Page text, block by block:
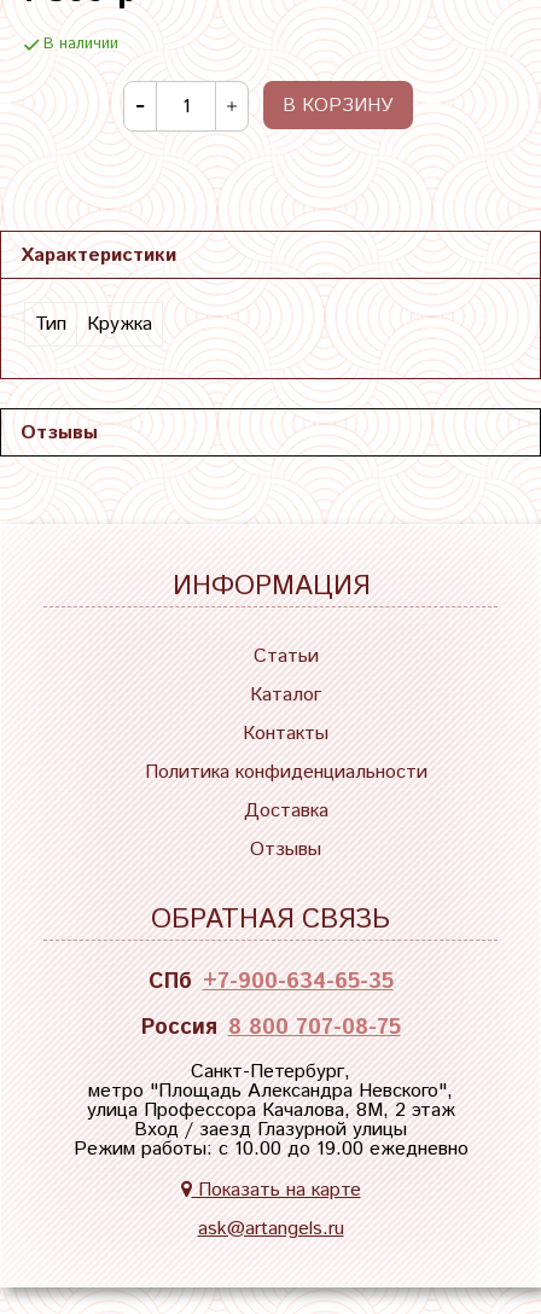
В наличии
В КОРЗИНУ
Характеристики
Тип Кружка
Отзывы
ИНФОРМАЦИЯ
Статьи
Каталог
Контакты
Политика конфиденциальности
Доставка
Отзывы
ОБРАТНАЯ СВЯЗЬ
СПб +7-900-634-65-35
Россия 8 800 707-08-75
Санкт-Петербург,
метро "Площадь Александра Невского",
улица Профессора Качалова, 8М, 2 этаж
Вход / заезд Глазурной улицы
Режим работы: с 10.00 до 19.00 ежедневно
Показать на карте
ask@artangels.ru